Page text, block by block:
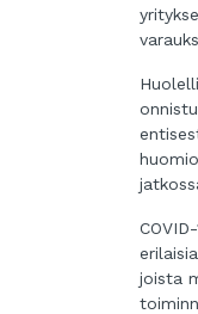
joista